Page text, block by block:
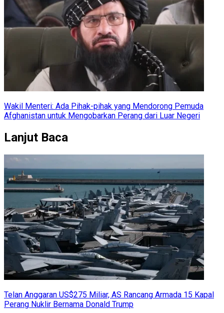
Wakil Menteri: Ada Pihak-pihak yang Mendorong Pemuda
Afghanistan untuk Mengobarkan Perang dari Luar Negeri
Lanjut Baca
Telan Anggaran US$275 Miliar, AS Rancang Armada 15 Kapal
Perang Nuklir Bernama Donald Trump